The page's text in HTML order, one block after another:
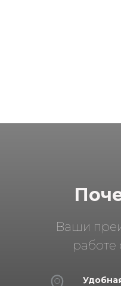
Ваши
работе